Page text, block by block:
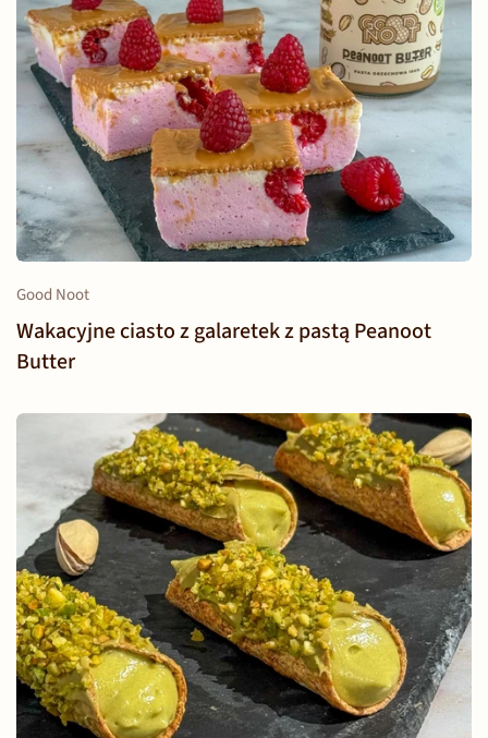
Good Noot
Wakacyjne ciasto z galaretek z pastą Peanoot
Butter